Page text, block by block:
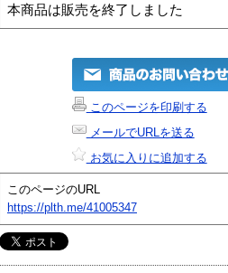
本商品は販売を終了しました
このページを印刷する
メールでURLを送る
お気に入りに追加する
このページのURL
https://plth.me/41005347